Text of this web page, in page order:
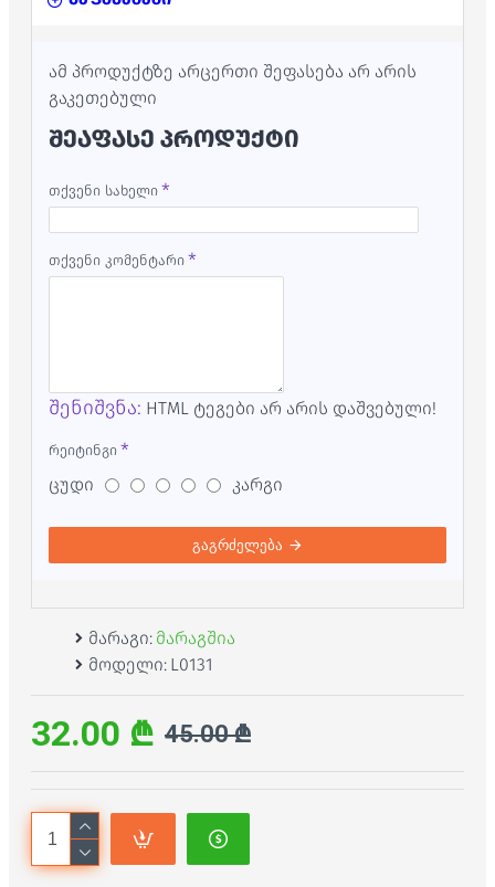
ამ პროდუქტზე არცერთი შეფასება არ არის
გაკეთებული
ᲨᲔᲐᲤᲐᲡᲔ ᲞᲠᲝᲓᲣᲥᲢᲘ
თქვენი სახელი
თქვენი კომენტარი
შენიშვნა: HTML ტეგები არ არის დაშვებული!
რეიტინგი
ცუდი კარგი
გაგრძელება
მარაგი: მარაგშია
მოდელი: L0131
32.00 ₾ 45.00 ₾